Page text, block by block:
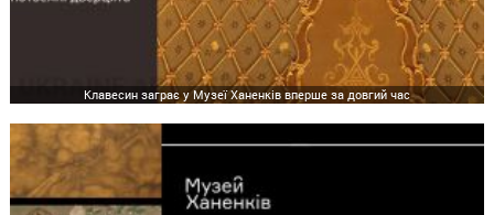
Клавесин заграє у Музеї Ханенків вперше за довгий час